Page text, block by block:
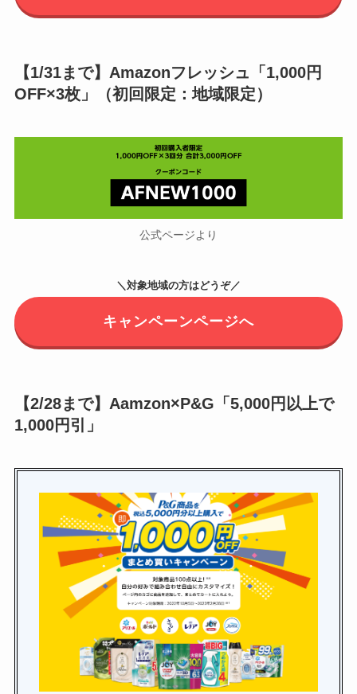
【1/31まで】Amazonフレッシュ「1,000円
OFF×3枚」（初回限定：地域限定）
公式ページより
＼対象地域の方はどうぞ／
キャンペーンページへ
【2/28まで】Aamzon×P&G「5,000円以上で
1,000円引」